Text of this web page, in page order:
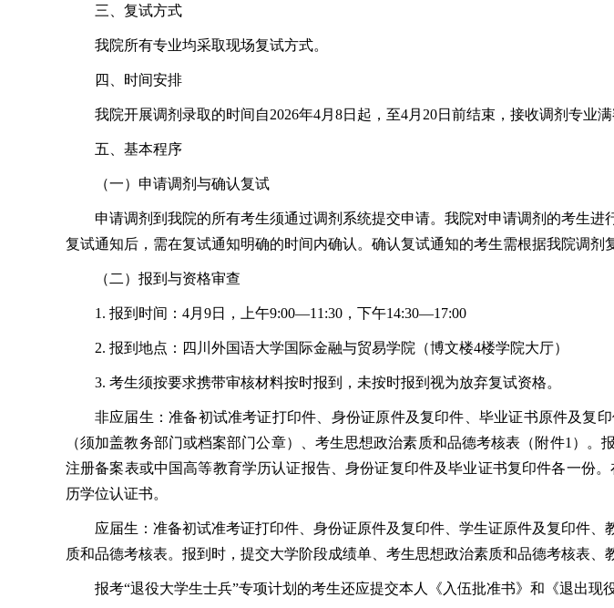
三、复试方式
我院所有专业均采取现场复试方式。
四、时间安排
我院开展调剂录取的时间自2026年4月8日起，至4月20日前结束，接收调剂专业满
五、基本程序
（一）申请调剂与确认复试
申请调剂到我院的所有考生须通过调剂系统提交申请。我院对申请调剂的考生
复试通知后，需在复试通知明确的时间内确认。确认复试通知的考生需根据我院调
（二）报到与资格审查
1. 报到时间：4月9日，上午9:00—11:30，下午14:30—17:00
2. 报到地点：四川外国语大学国际金融与贸易学院（博文楼4楼学院大厅）
3. 考生须按要求携带审核材料按时报到，未按时报到视为放弃复试资格。
非应届生：准备初试准考证打印件、身份证原件及复印件、毕业证书原件及复
（须加盖教务部门或档案部门公章）、考生思想政治素质和品德考核表（附件1）
注册备案表或中国高等教育学历认证报告、身份证复印件及毕业证书复印件各一份
历学位认证书。
应届生：准备初试准考证打印件、身份证原件及复印件、学生证原件及复印件
质和品德考核表。报到时，提交大学阶段成绩单、考生思想政治素质和品德考核表、
报考“退役大学生士兵”专项计划的考生还应提交本人《入伍批准书》和《退出现